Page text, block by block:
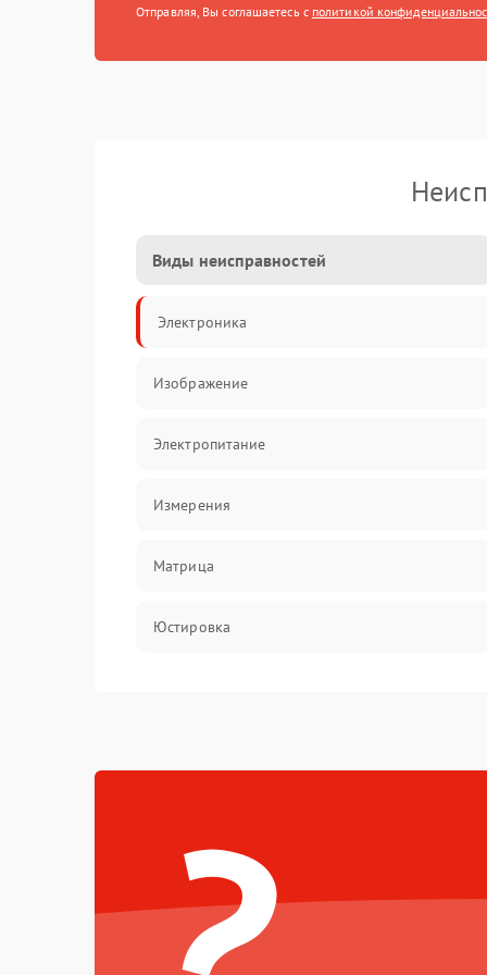
Отправляя, Вы соглашаетесь с политикой
Виды неисправностей
Электроника
Изображение
Электропитание
Измерения
Матрица
Юстировка